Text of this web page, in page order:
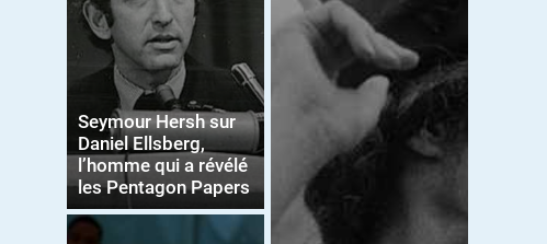
Seymour Hersh sur
Daniel Ellsberg,
l’homme qui a révélé
les Pentagon Papers